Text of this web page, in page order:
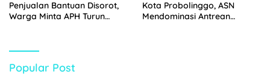
Penjualan Bantuan Disorot,
Warga Minta APH Turun
Kota Probolinggo, ASN
Mendominasi Antrean
Popular Post